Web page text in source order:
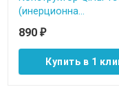
(инерционна...
890 ₽
Купить в 1